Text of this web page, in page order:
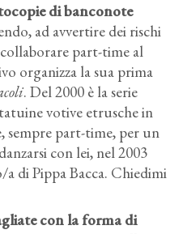
di banconote
ad avvertire dei rischi
part-time al
organizza la sua prima
. Del 2000 è la serie
votive etrusche in
sempre part-time, per un
con lei, nel 2003
di Pippa Bacca. Chiedimi
con la forma di